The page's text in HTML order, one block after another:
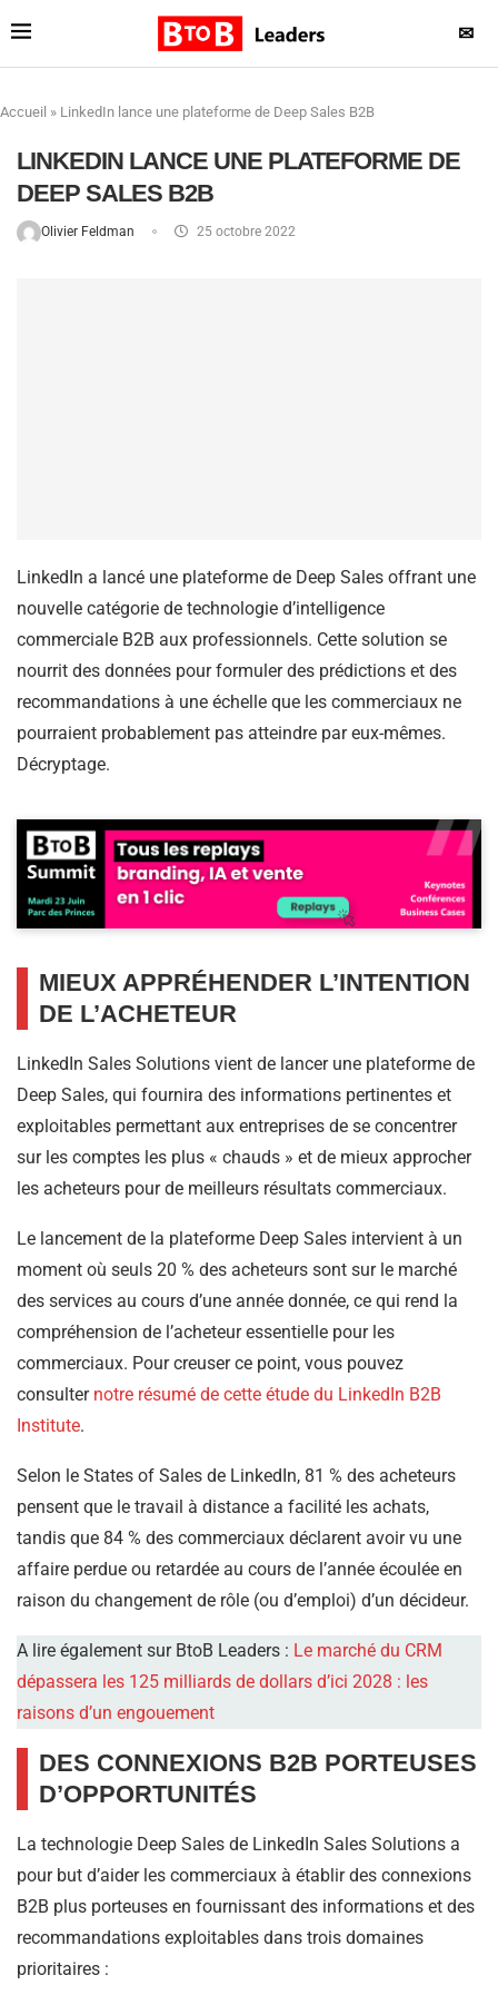
✉
Accueil » LinkedIn lance une plateforme de Deep Sales B2B
LINKEDIN LANCE UNE PLATEFORME DE
DEEP SALES B2B
Olivier Feldman 25 octobre 2022
LinkedIn a lancé une plateforme de Deep Sales offrant une
nouvelle catégorie de technologie d’intelligence
commerciale B2B aux professionnels. Cette solution se
nourrit des données pour formuler des prédictions et des
recommandations à une échelle que les commerciaux ne
pourraient probablement pas atteindre par eux-mêmes.
Décryptage.
MIEUX APPRÉHENDER L’INTENTION
DE L’ACHETEUR
LinkedIn Sales Solutions vient de lancer une plateforme de
Deep Sales, qui fournira des informations pertinentes et
exploitables permettant aux entreprises de se concentrer
sur les comptes les plus « chauds » et de mieux approcher
les acheteurs pour de meilleurs résultats commerciaux.
Le lancement de la plateforme Deep Sales intervient à un
moment où seuls 20 % des acheteurs sont sur le marché
des services au cours d’une année donnée, ce qui rend la
compréhension de l’acheteur essentielle pour les
commerciaux. Pour creuser ce point, vous pouvez
consulter notre résumé de cette étude du LinkedIn B2B
Institute.
Selon le States of Sales de LinkedIn, 81 % des acheteurs
pensent que le travail à distance a facilité les achats,
tandis que 84 % des commerciaux déclarent avoir vu une
affaire perdue ou retardée au cours de l’année écoulée en
raison du changement de rôle (ou d’emploi) d’un décideur.
A lire également sur BtoB Leaders : Le marché du CRM
dépassera les 125 milliards de dollars d’ici 2028 : les
raisons d’un engouement
DES CONNEXIONS B2B PORTEUSES
D’OPPORTUNITÉS
La technologie Deep Sales de LinkedIn Sales Solutions a
pour but d’aider les commerciaux à établir des connexions
B2B plus porteuses en fournissant des informations et des
recommandations exploitables dans trois domaines
prioritaires :